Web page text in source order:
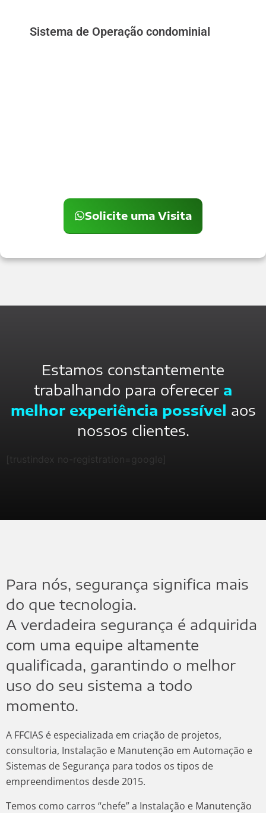
Sistema de Operação condominial
Solicite uma Visita
Estamos constantemente
trabalhando para oferecer a
melhor experiência possível aos
nossos clientes.
[trustindex no-registration=google]
Para nós, segurança significa mais
do que tecnologia.
A verdadeira segurança é adquirida
com uma equipe altamente
qualificada, garantindo o melhor
uso do seu sistema a todo
momento.
A FFCIAS é especializada em criação de projetos,
consultoria, Instalação e Manutenção em Automação e
Sistemas de Segurança para todos os tipos de
empreendimentos desde 2015.
Temos como carros “chefe” a Instalação e Manutenção